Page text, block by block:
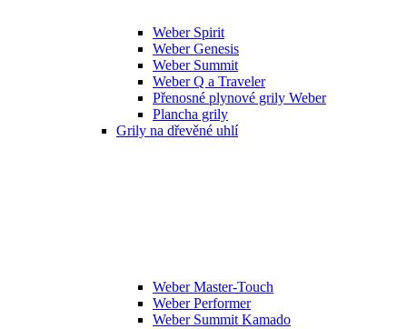
Weber Spirit
Weber Genesis
Weber Summit
Weber Q a Traveler
Přenosné plynové grily Weber
Plancha grily
Grily na dřevěné uhlí
Weber Master-Touch
Weber Performer
Weber Summit Kamado